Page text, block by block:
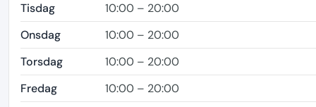
Tisdag
10:00 – 20:00
Onsdag
10:00 – 20:00
Torsdag
10:00 – 20:00
Fredag
10:00 – 20:00